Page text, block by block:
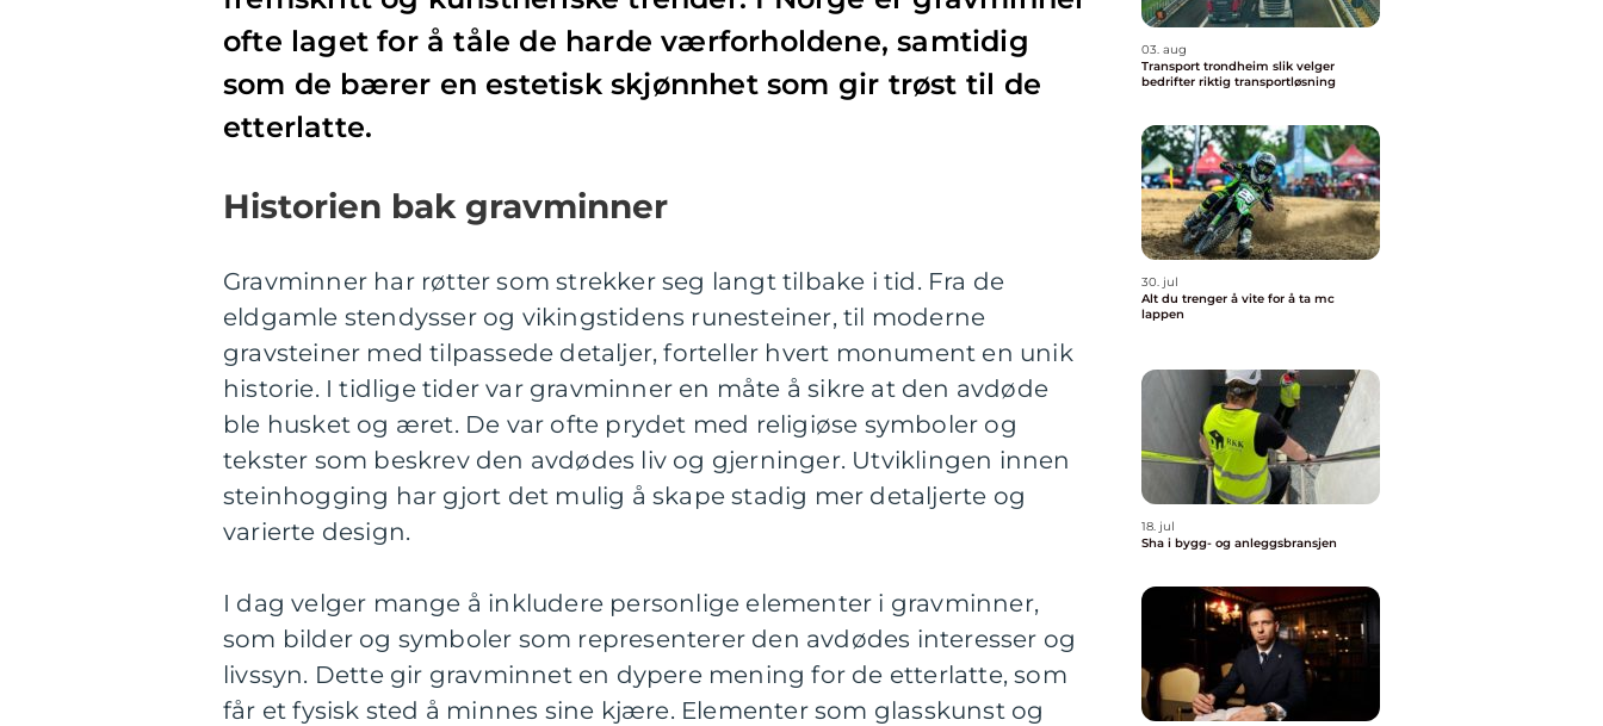
ofte laget for å tåle de harde værforholdene, samtidig
som de bærer en estetisk skjønnhet som gir trøst til de
etterlatte.
Historien bak gravminner
Gravminner har røtter som strekker seg langt tilbake i tid. Fra de
eldgamle stendysser og vikingstidens runesteiner, til moderne
gravsteiner med tilpassede detaljer, forteller hvert monument en unik
historie. I tidlige tider var gravminner en måte å sikre at den avdøde
ble husket og æret. De var ofte prydet med religiøse symboler og
tekster som beskrev den avdødes liv og gjerninger. Utviklingen innen
steinhogging har gjort det mulig å skape stadig mer detaljerte og
varierte design.
I dag velger mange å inkludere personlige elementer i gravminner,
som bilder og symboler som representerer den avdødes interesser og
livssyn. Dette gir gravminnet en dypere mening for de etterlatte, som
får et fysisk sted å minnes sine kjære. Elementer som glasskunst og
03. aug
Transport trondheim slik velger
bedrifter riktig transportløsning
30. jul
Alt du trenger å vite for å ta mc
lappen
18. jul
Sha i bygg- og anleggsbransjen